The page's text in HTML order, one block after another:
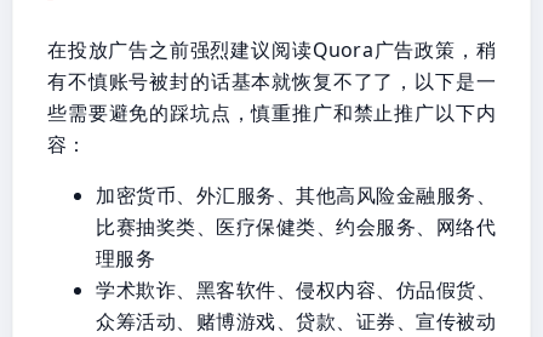
在投放广告之前强烈建议阅读Quora广告政策，稍
有不慎账号被封的话基本就恢复不了了，以下是一
些需要避免的踩坑点，慎重推广和禁止推广以下内
容：
加密货币、外汇服务、其他高风险金融服务、
比赛抽奖类、医疗保健类、约会服务、网络代
理服务
学术欺诈、黑客软件、侵权内容、仿品假货、
众筹活动、赌博游戏、贷款、证券、宣传被动